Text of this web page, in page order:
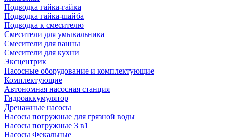
Подводка гайка-гайка
Подводка гайка-шайба
Подводка к смесителю
Смесители для умывальника
Смесители для ванны
Смесители для кухни
Эксцентрик
Насосные оборудование и комплектующие
Комплектующие
Автономная насосная станция
Гидроаккумулятор
Дренажные насосы
Насосы погружные для грязной воды
Насосы погружные 3 в1
Насосы Фекальные